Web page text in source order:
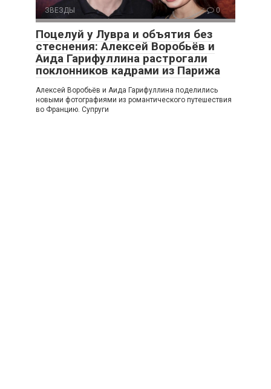
ЗВЕЗДЫ 0
Поцелуй у Лувра и объятия без
стеснения: Алексей Воробьёв и
Аида Гарифуллина растрогали
поклонников кадрами из Парижа
Алексей Воробьёв и Аида Гарифуллина поделились
новыми фотографиями из романтического путешествия
во Францию. Супруги